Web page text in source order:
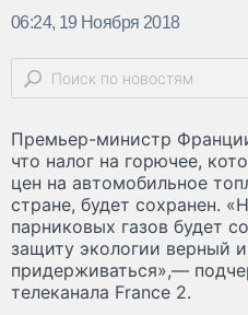
06:24, 19 Ноября 2018
Премьер-министр
что налог на горючее,
цен на автомобильное
стране, будет сохранен.
парниковых газов будет
защиту экологии верный
придерживаться»,—
телеканала France 2.